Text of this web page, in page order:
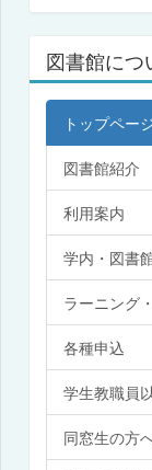
図書館につ
トップペー
図書館紹介
利用案内
学内・図書
ラーニング
各種申込
学生教職員
同窓生の方